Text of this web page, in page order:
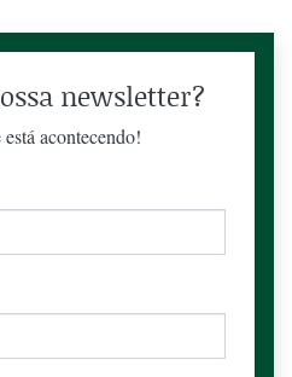
newsletter?
acontecendo!